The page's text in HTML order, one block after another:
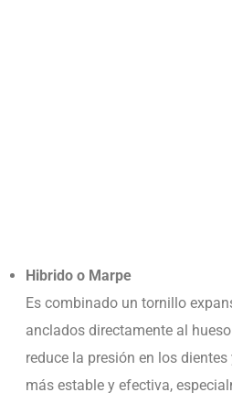
Hibrido o Marpe
Es combinado un tornillo
anclados directamente al
reduce la presión en los
más estable y efectiva,